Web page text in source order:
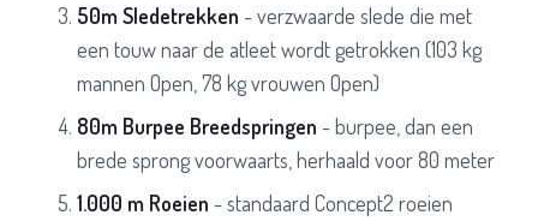
50m Sledetrekken - verzwaarde slede die met
een touw naar de atleet wordt getrokken (103 kg
mannen Open, 78 kg vrouwen Open)
80m Burpee Breedspringen - burpee, dan een
brede sprong voorwaarts, herhaald voor 80 meter
1.000 m Roeien - standaard Concept2 roeien